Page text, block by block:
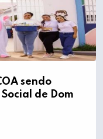
sendo
de Dom